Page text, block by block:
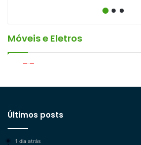
Móveis e Eletros
20/09/2024
Qual a melhor marca de Air
19/06/2024
Tamanhos de camas: como
19/09/2022
Melhores marcas de sofás:
08/09/2022
Os 10 melhores modelos de
Últimos posts
1 dia atrás